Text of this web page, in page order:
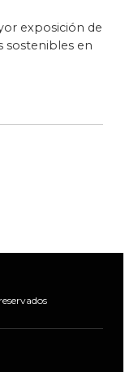
exposición de
sostenibles en